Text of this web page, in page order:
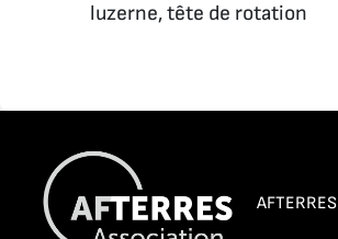
luzerne, tête de rotation
AFTERRES